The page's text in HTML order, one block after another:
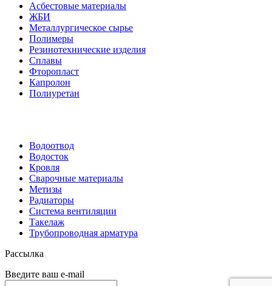
Асбестовые материалы
ЖБИ
Металлургическое сырье
Полимеры
Резинотехнические изделия
Сплавы
Фторопласт
Капролон
Полиуретан
Водоотвод
Водосток
Кровля
Сварочные материалы
Метизы
Радиаторы
Система вентиляции
Такелаж
Трубопроводная арматура
Рассылка
Введите ваш e-mail